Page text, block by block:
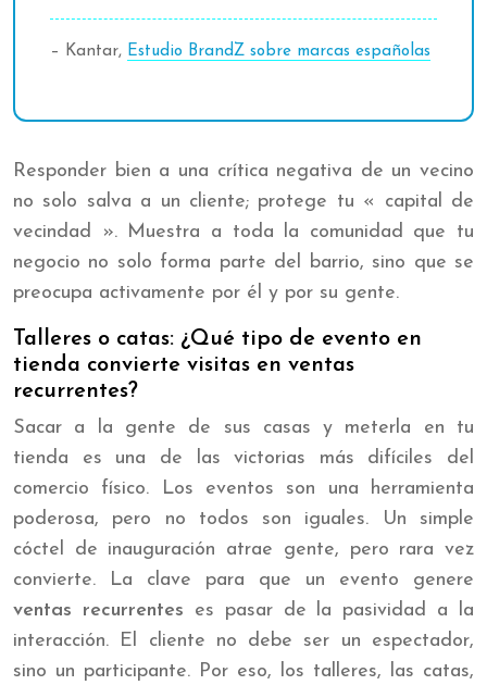
– Kantar, Estudio BrandZ sobre marcas españolas
Responder bien a una crítica negativa de un vecino
no solo salva a un cliente; protege tu « capital de
vecindad ». Muestra a toda la comunidad que tu
negocio no solo forma parte del barrio, sino que se
preocupa activamente por él y por su gente.
Talleres o catas: ¿Qué tipo de evento en
tienda convierte visitas en ventas
recurrentes?
Sacar a la gente de sus casas y meterla en tu
tienda es una de las victorias más difíciles del
comercio físico. Los eventos son una herramienta
poderosa, pero no todos son iguales. Un simple
cóctel de inauguración atrae gente, pero rara vez
convierte. La clave para que un evento genere
ventas recurrentes es pasar de la pasividad a la
interacción. El cliente no debe ser un espectador,
sino un participante. Por eso, los talleres, las catas,